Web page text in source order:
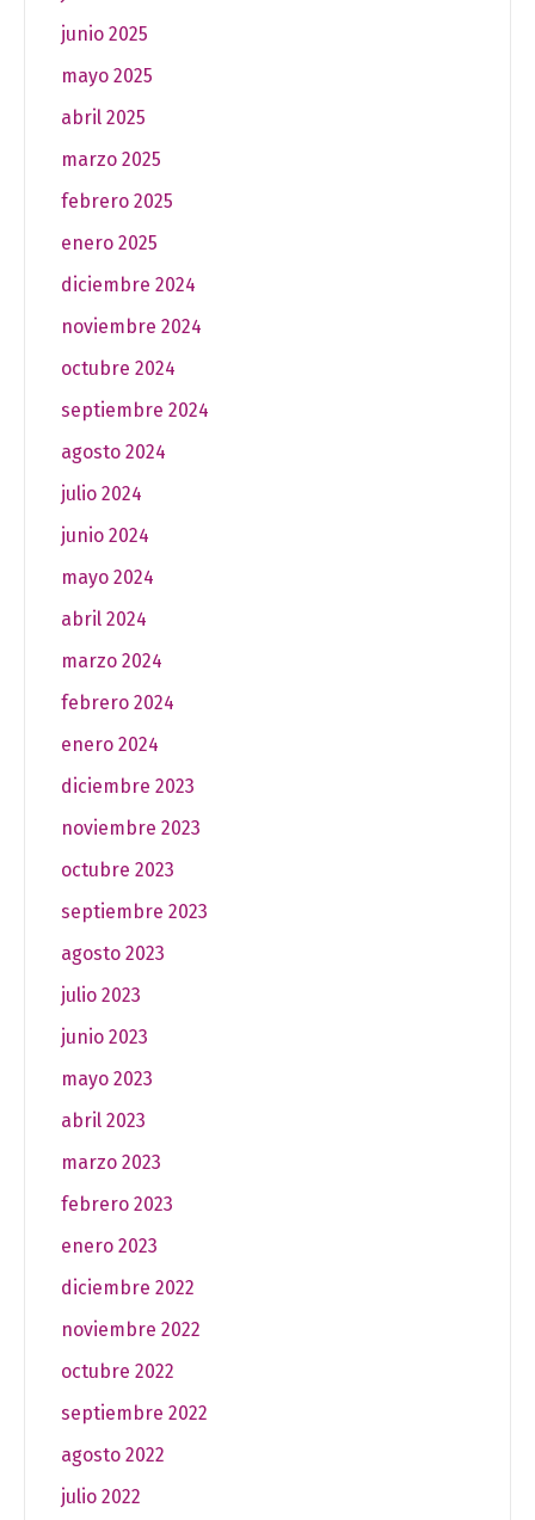
junio 2025
mayo 2025
abril 2025
marzo 2025
febrero 2025
enero 2025
diciembre 2024
noviembre 2024
octubre 2024
septiembre 2024
agosto 2024
julio 2024
junio 2024
mayo 2024
abril 2024
marzo 2024
febrero 2024
enero 2024
diciembre 2023
noviembre 2023
octubre 2023
septiembre 2023
agosto 2023
julio 2023
junio 2023
mayo 2023
abril 2023
marzo 2023
febrero 2023
enero 2023
diciembre 2022
noviembre 2022
octubre 2022
septiembre 2022
agosto 2022
julio 2022